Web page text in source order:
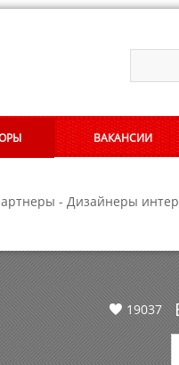
ВАКАНСИИ
- Дизайнеры
19037